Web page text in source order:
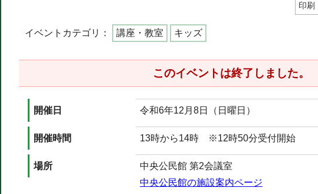
印刷
イベントカテゴリ： 講座・教室 キッズ
このイベントは終了しました。
開催日 令和6年12月8日（日曜日）
開催時間 13時から14時 ※12時50分受付開始
場所
中央公民館 第2会議室
中央公民館の施設案内ページ